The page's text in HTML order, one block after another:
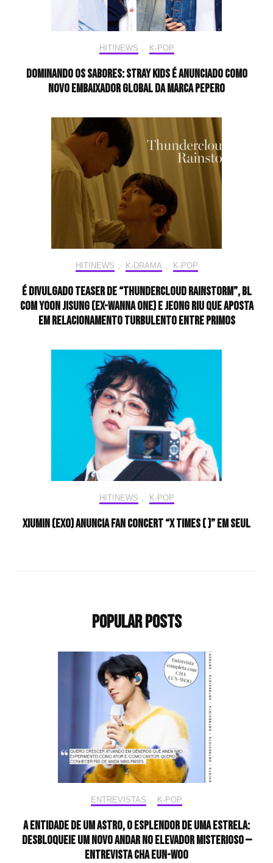
HIT!NEWS K-POP
Dominando os sabores: Stray Kids é anunciado como
novo embaixador global da marca Pepero
HIT!NEWS K-DRAMA K-POP
É divulgado teaser de “Thundercloud Rainstorm”, BL
com Yoon Jisung (ex-Wanna One) e Jeong Riu que aposta
em relacionamento turbulento entre primos
HIT!NEWS K-POP
XIUMIN (EXO) anuncia fan concert “X Times ( )” em Seul
Popular Posts
ENTREVISTAS K-POP
A entidade de um astro, o esplendor de uma estrela:
desbloqueie um novo andar no elevador misterioso —
Entrevista CHA EUN-WOO